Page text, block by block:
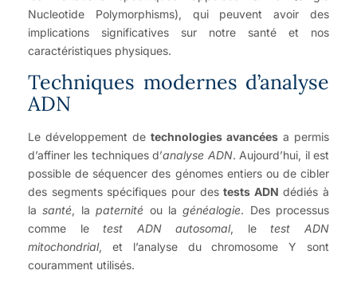
Nucleotide Polymorphisms), qui peuvent avoir des
implications significatives sur notre santé et nos
caractéristiques physiques.
Techniques modernes d’analyse
ADN
Le développement de technologies avancées a permis
d’affiner les techniques d’analyse ADN. Aujourd’hui, il est
possible de séquencer des génomes entiers ou de cibler
des segments spécifiques pour destests ADN dédiés à
lasanté, lapaternité ou lagénéalogie. Des processus
comme letest ADN autosomal, letest ADN
mitochondrial, et l’analyse du chromosome Y sont
couramment utilisés.